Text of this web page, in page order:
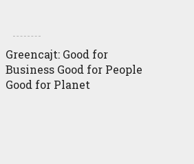
Greencajt: Good for
Business Good for People
Good for Planet